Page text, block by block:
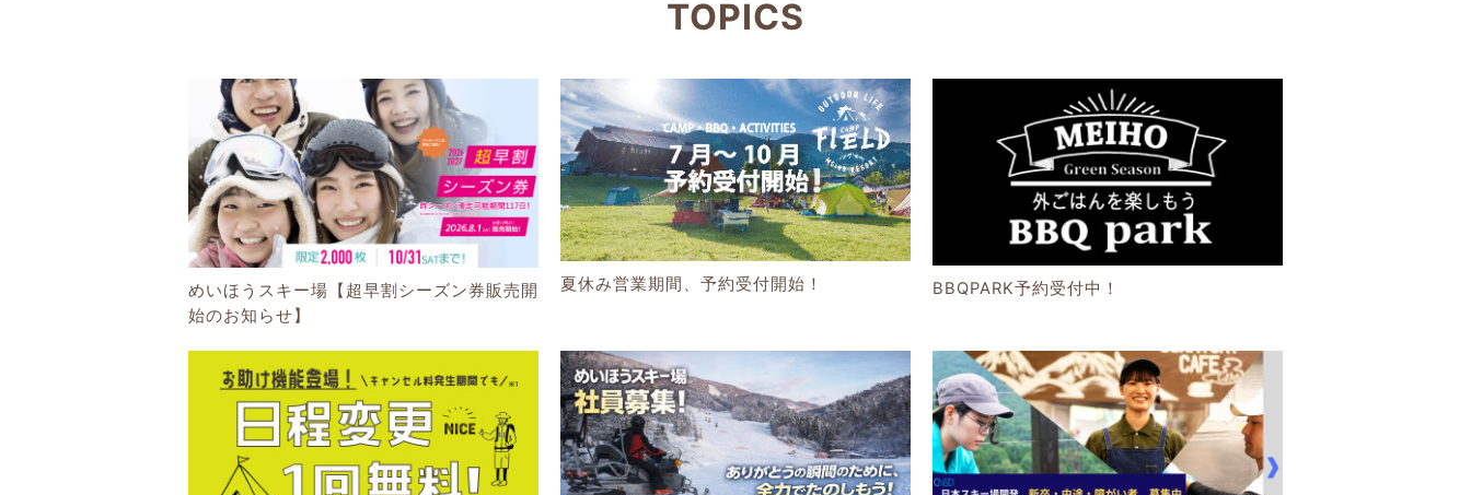
TOPICS
めいほうスキー場【超早割シーズン券販売開
始のお知らせ】
夏休み営業期間、予約受付開始！ BBQPARK予約受付中！